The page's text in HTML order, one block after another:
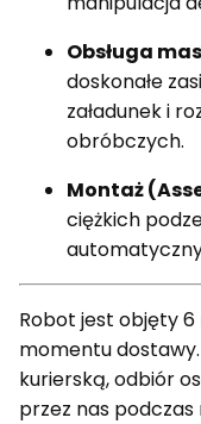
Obsługa
doskonałe
załadunek i
obróbczych.
Montaż
ciężkich
Robot jest objęty
momentu
kurierską, odbiór
przez nas podczas